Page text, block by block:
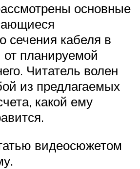
основные
сечения кабеля в
планируемой
Читатель волен
из предлагаемых
какой ему
видеосюжетом